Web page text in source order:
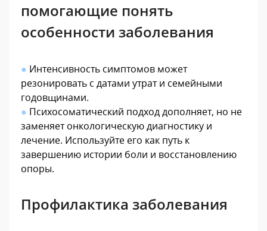
помогающие понять
особенности заболевания
● Интенсивность симптомов может
резонировать с датами утрат и семейными
годовщинами.
● Психосоматический подход дополняет, но не
заменяет онкологическую диагностику и
лечение. Используйте его как путь к
завершению истории боли и восстановлению
опоры.
Профилактика заболевания